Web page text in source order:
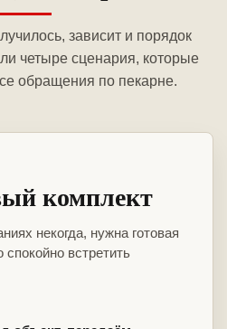
зависит и порядок
четыре сценария, которые
обращения по пекарне.
комплект
некогда, нужна готовая
встретить